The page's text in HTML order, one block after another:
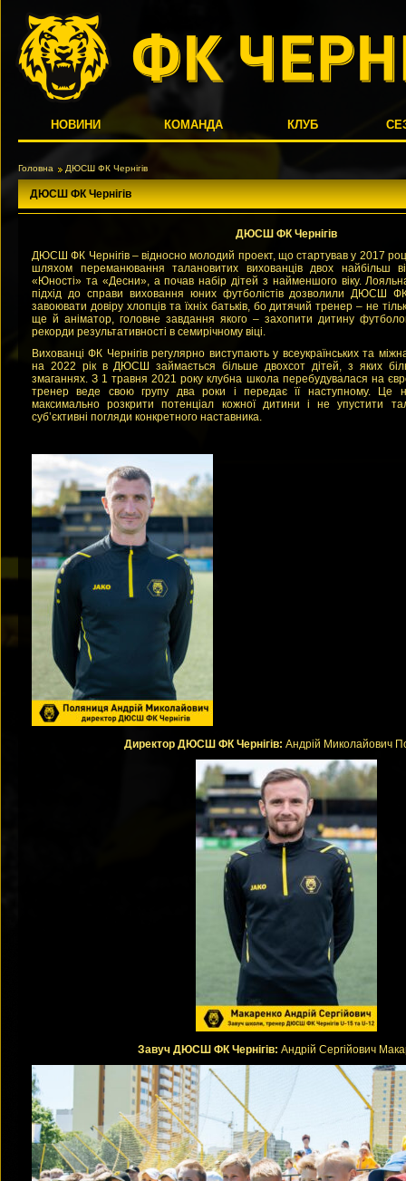
НОВИНИ КОМАНДА КЛУБ
Головна ДЮСШ ФК Чернігів
ДЮСШ ФК Чернігів
ДЮСШ ФК Чернігів
ДЮСШ ФК Чернігів – відносно молодий проект, що стартував у 2017
шляхом переманювання талановитих вихованців двох найбільш
«Юності» та «Десни», а почав набір дiтей з найменшого віку.
підхід до справи виховання юних футболістів дозволили ДЮСШ
завоювати довіру хлопців та їхніх батьків, бо дитячий тренер – не
ще й аніматор, головне завдання якого – захопити дитину
рекорди результативності в семирічному віці.
Вихованці ФК Чернігів регулярно виступають у всеукраїнських та
на 2022 рік в ДЮСШ займається більше двохсот дітей, з яких
змаганнях. З 1 травня 2021 року клубна школа перебудувалася на
тренер веде свою групу два роки і передає її наступному. Це
максимально розкрити потенціал кожної дитини і не упустити
суб’єктивні погляди конкретного наставника.
Директор ДЮСШ ФК Чернiгiв: Андрій Миколайович
Завуч ДЮСШ ФК Чернiгiв: Андрій Сергійович